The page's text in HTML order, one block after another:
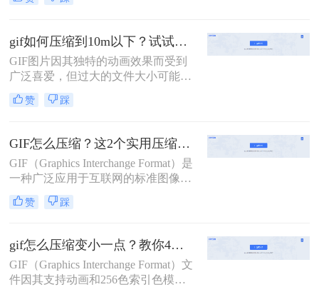
验。那么gif图片太大了怎么压缩呢？
gif如何压缩到10m以下？试试这二种压缩方法！
GIF图片因其独特的动画效果而受到
广泛喜爱，但过大的文件大小可能会
给网页加载和分享带来不便。那么gif
如何压缩到10m以下呢？本文将介绍
帮助你轻松优化GIF图片。
赞 踩
GIF怎么压缩？这2个实用压缩方法了解一下！
GIF（Graphics Interchange Format）是
一种广泛应用于互联网的标准图像格
式，因其支持动画和无损压缩而备受
青睐。然而，高质量的GIF动图往往
分享或上传时可能带来不便。因此，
了解GIF怎么压缩变得尤为重要。本
文将介绍两种GIF压缩方法。
赞 踩
gif怎么压缩变小一点？教你4招轻松压缩！
GIF（Graphics Interchange Format）文
件因其支持动画和256色索引色模